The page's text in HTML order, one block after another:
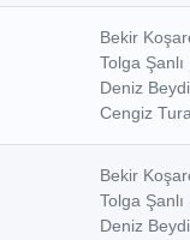
Bekir
Tolga
Deniz
Cengiz
Bekir
Tolga
Deniz